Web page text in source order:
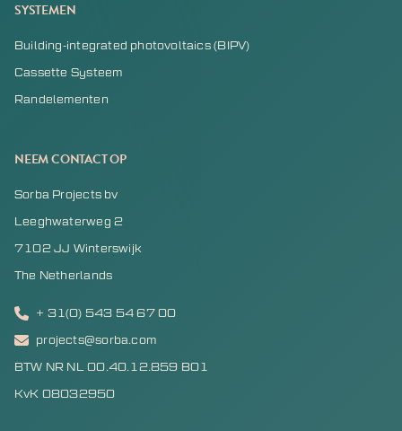
SYSTEMEN
Building-integrated photovoltaics (BIPV)
Cassette Systeem
Randelementen
NEEM CONTACT OP
Sorba Projects bv
Leeghwaterweg 2
7102 JJ Winterswijk
The Netherlands
+ 31(0) 543 54 67 00
projects@sorba.com
BTW NR NL 00.40.12.859 B01
KvK 08032950